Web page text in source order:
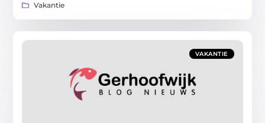
Vakantie
VAKANTIE